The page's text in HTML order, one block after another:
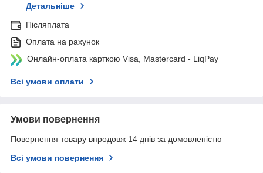
Детальніше
Післяплата
Оплата на рахунок
Онлайн-оплата карткою Visa, Mastercard - LiqPay
Всі умови оплати
Умови повернення
Повернення товару впродовж 14 днів за домовленістю
Всі умови повернення